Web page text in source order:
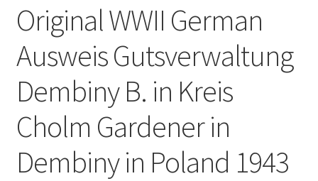
Original WWII German
Ausweis Gutsverwaltung
Dembiny B. in Kreis
Cholm Gardener in
Dembiny in Poland 1943